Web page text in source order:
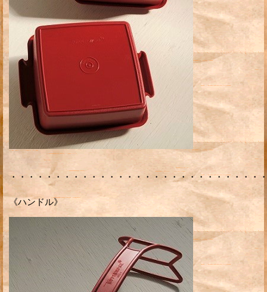
・・・・・・・・・・・・・・・・・・・・・・・・・・・
《ハンドル》